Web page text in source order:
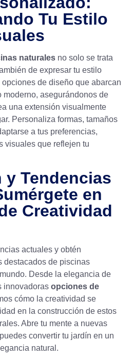
Tu Estilo
naturales no solo se trata
de expresar tu estilo
de diseño que abarcan
moderno, asegurándonos de
una extensión visualmente
Personaliza formas, tamaños
a tus preferencias,
visuales que reflejen tu
Tendencias
en
Creatividad
actuales y obtén
destacados de piscinas
Desde la elegancia de
innovadoras opciones de
cómo la creatividad se
en la construcción de estos
Abre tu mente a nuevas
convertir tu jardín en un
natural.